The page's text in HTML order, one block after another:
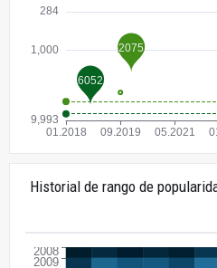
Historial de rango de